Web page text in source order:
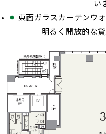
い
東面ガラスカーテンウ
明るく開放的な